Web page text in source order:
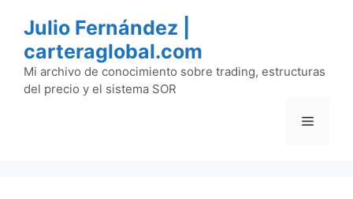
contenido
Julio Fernández |
carteraglobal.com
Mi archivo de conocimiento sobre trading, estructuras
del precio y el sistema SOR
Menú